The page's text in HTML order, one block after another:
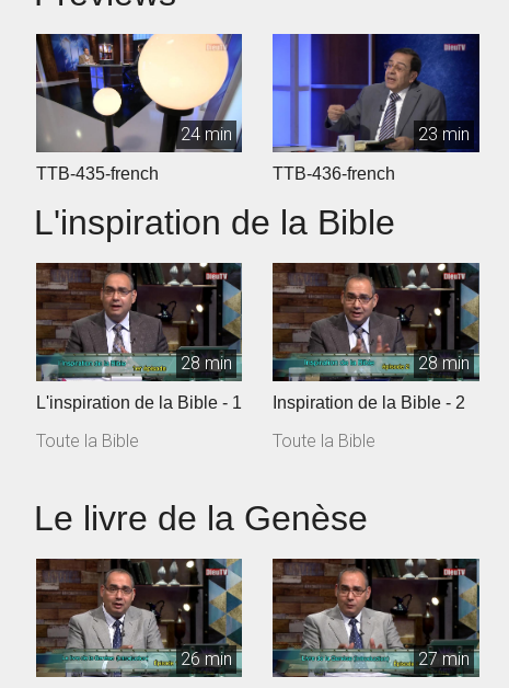
24 min
TTB-435-french
23 min
TTB-436-french
L'inspiration de la Bible
28 min
L'inspiration de la Bible - 1
Toute la Bible
28 min
Inspiration de la Bible - 2
Toute la Bible
Le livre de la Genèse
26 min 27 min